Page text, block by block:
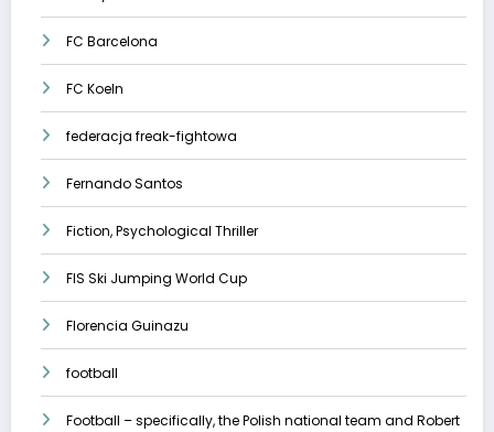
FC Barcelona
FC Koeln
federacja freak-fightowa
Fernando Santos
Fiction, Psychological Thriller
FIS Ski Jumping World Cup
Florencia Guinazu
football
Football – specifically, the Polish national team and Robert